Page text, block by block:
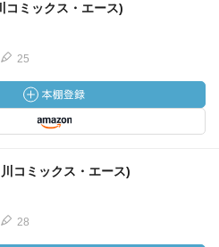
コミックス・エース)
25
コミックス・エース)
28